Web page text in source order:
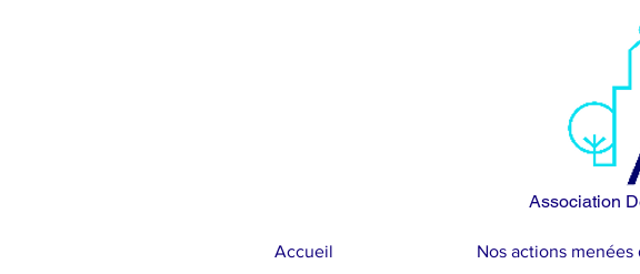
Association
Accueil Nos actions